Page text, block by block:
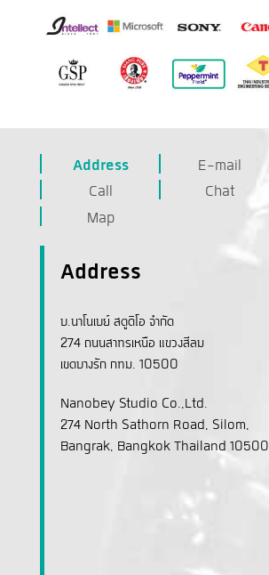
Address
E-mail
Call
Chat
Map
Address
บ.นาโนเบย์ สตูดิโอ จำกัด
274 ถนนสาทรเหนือ แขวงสีลม
เขตบางรัก กทม. 10500
Nanobey Studio Co.,Ltd.
274 North Sathorn Road, Silom,
Bangrak, Bangkok Thailand 10500